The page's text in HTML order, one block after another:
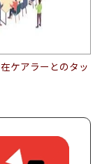
ケアラーとのタッ